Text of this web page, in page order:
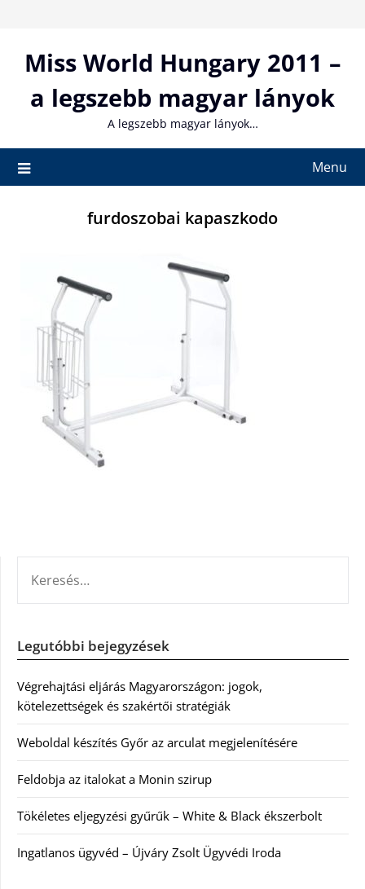
contentMiss World Hungary 2011 –
a legszebb magyar lányok
A legszebb magyar lányok…
Menu
furdoszobai kapaszkodo
Legutóbbi bejegyzések
Végrehajtási eljárás Magyarországon: jogok,
kötelezettségek és szakértői stratégiák
Weboldal készítés Győr az arculat megjelenítésére
Feldobja az italokat a Monin szirup
Tökéletes eljegyzési gyűrűk – White & Black ékszerbolt
Ingatlanos ügyvéd – Újváry Zsolt Ügyvédi Iroda